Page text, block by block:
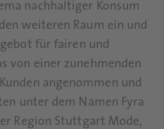
nachhaltiger Konsum
weiteren Raum ein und
für fairen und
von einer zunehmenden
angenommen und
unter dem Namen Fyra
Region Stuttgart Mode,